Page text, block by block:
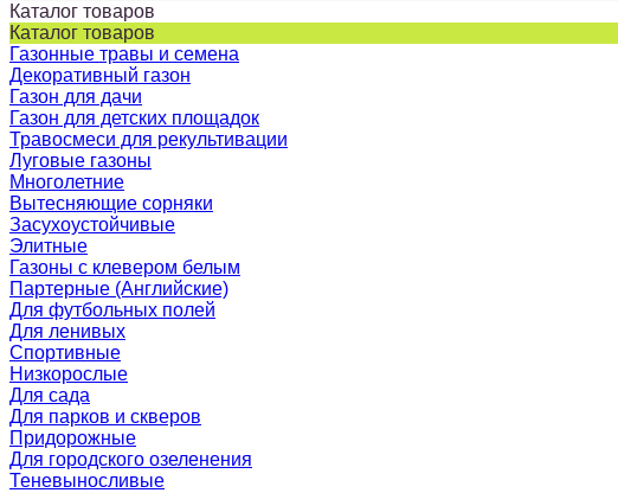
Каталог товаров
Каталог товаров
Газонные травы и семена
Декоративный газон
Газон для дачи
Газон для детских площадок
Травосмеси для рекультивации
Луговые газоны
Многолетние
Вытесняющие сорняки
Засухоустойчивые
Элитные
Газоны с клевером белым
Партерные (Английские)
Для футбольных полей
Для ленивых
Спортивные
Низкорослые
Для сада
Для парков и скверов
Придорожные
Для городского озеленения
Теневыносливые